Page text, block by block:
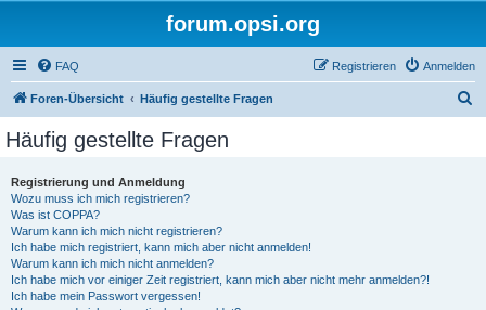
forum.opsi.org
FAQ Anmelden
Registrieren
Foren-Übersicht Häufig gestellte Fragen
Häufig gestellte Fragen
Registrierung und Anmeldung
Wozu muss ich mich registrieren?
Was ist COPPA?
Warum kann ich mich nicht registrieren?
Ich habe mich registriert, kann mich aber nicht anmelden!
Warum kann ich mich nicht anmelden?
Ich habe mich vor einiger Zeit registriert, kann mich aber nicht mehr anmelden?!
Ich habe mein Passwort vergessen!